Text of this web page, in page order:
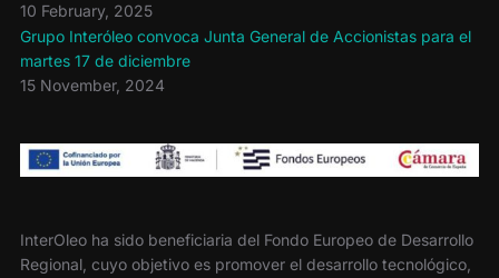
10 February, 2025
Grupo Interóleo convoca Junta General de Accionistas para el
martes 17 de diciembre
15 November, 2024
InterOleo ha sido beneficiaria del Fondo Europeo de Desarrollo
Regional, cuyo objetivo es promover el desarrollo tecnológico,